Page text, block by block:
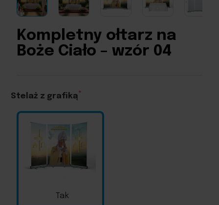
Kompletny ołtarz na
Boże Ciało – wzór 04
Stelaż z grafiką
Tak